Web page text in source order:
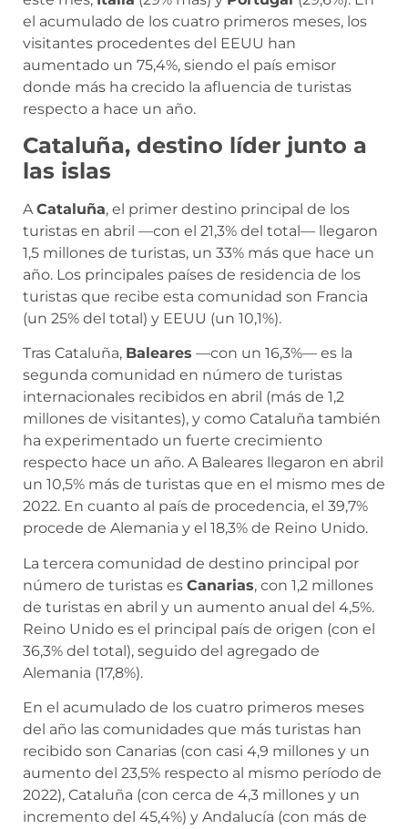
el acumulado de los cuatro primeros meses, los
visitantes procedentes del EEUU han
aumentado un 75,4%, siendo el país emisor
donde más ha crecido la afluencia de turistas
respecto a hace un año.
Cataluña, destino líder junto a
las islas
ACataluña, el primer destino principal de los
turistas en abril —con el 21,3% del total— llegaron
1,5 millones de turistas, un 33% más que hace un
año. Los principales países de residencia de los
turistas que recibe esta comunidad son Francia
(un 25% del total) y EEUU (un 10,1%).
Tras Cataluña, Baleares —con un 16,3%— es la
segunda comunidad en número de turistas
internacionales recibidos en abril (más de 1,2
millones de visitantes), y como Cataluña también
ha experimentado un fuerte crecimiento
respecto hace un año. A Baleares llegaron en abril
un 10,5% más de turistas que en el mismo mes de
2022. En cuanto al país de procedencia, el 39,7%
procede de Alemania y el 18,3% de Reino Unido.
La tercera comunidad de destino principal por
número de turistas es Canarias, con 1,2 millones
de turistas en abril y un aumento anual del 4,5%.
Reino Unido es el principal país de origen (con el
36,3% del total), seguido del agregado de
Alemania (17,8%).
En el acumulado de los cuatro primeros meses
del año las comunidades que más turistas han
recibido son Canarias (con casi 4,9 millones y un
aumento del 23,5% respecto al mismo período de
2022), Cataluña (con cerca de 4,3 millones y un
incremento del 45,4%) y Andalucía (con más de